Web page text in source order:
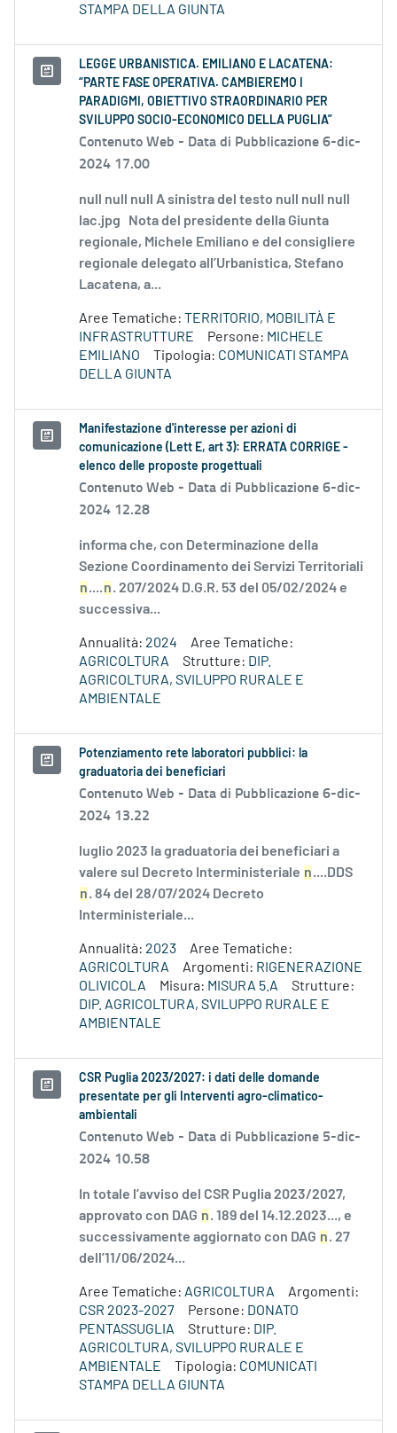
STAMPA DELLA GIUNTA
LEGGE URBANISTICA. EMILIANO E LACATENA:
“PARTE FASE OPERATIVA. CAMBIEREMO I
PARADIGMI, OBIETTIVO STRAORDINARIO PER
SVILUPPO SOCIO-ECONOMICO DELLA PUGLIA”
Contenuto Web - Data di Pubblicazione 6-dic-
2024 17.00
null null null A sinistra del testo null null null
lac.jpg Nota del presidente della Giunta
regionale, Michele Emiliano e del consigliere
regionale delegato all’Urbanistica, Stefano
Lacatena, a...
Aree Tematiche: TERRITORIO, MOBILITÀ E
INFRASTRUTTURE
Persone: MICHELE
EMILIANO
Tipologia: COMUNICATI STAMPA
DELLA GIUNTA
Manifestazione d'interesse per azioni di
comunicazione (Lett E, art 3): ERRATA CORRIGE -
elenco delle proposte progettuali
Contenuto Web - Data di Pubblicazione 6-dic-
2024 12.28
informa che, con Determinazione della
Sezione Coordinamento dei Servizi Territoriali
n....n. 207/2024 D.G.R. 53 del 05/02/2024 e
successiva...
Annualità: 2024
Aree Tematiche:
AGRICOLTURA
Strutture: DIP.
AGRICOLTURA, SVILUPPO RURALE E
AMBIENTALE
Potenziamento rete laboratori pubblici: la
graduatoria dei beneficiari
Contenuto Web - Data di Pubblicazione 6-dic-
2024 13.22
luglio 2023 la graduatoria dei beneficiari a
valere sul Decreto Interministeriale n....DDS
n. 84 del 28/07/2024 Decreto
Interministeriale...
Annualità: 2023
Aree Tematiche:
AGRICOLTURA
Argomenti: RIGENERAZIONE
OLIVICOLA
Misura: MISURA 5.A
Strutture:
DIP. AGRICOLTURA, SVILUPPO RURALE E
AMBIENTALE
CSR Puglia 2023/2027: i dati delle domande
presentate per gli Interventi agro-climatico-
ambientali
Contenuto Web - Data di Pubblicazione 5-dic-
2024 10.58
In totale l’avviso del CSR Puglia 2023/2027,
approvato con DAG n. 189 del 14.12.2023..., e
successivamente aggiornato con DAG n. 27
dell’11/06/2024...
Aree Tematiche: AGRICOLTURA
Argomenti:
CSR 2023-2027
Persone: DONATO
PENTASSUGLIA
Strutture: DIP.
AGRICOLTURA, SVILUPPO RURALE E
AMBIENTALE
Tipologia: COMUNICATI
STAMPA DELLA GIUNTA